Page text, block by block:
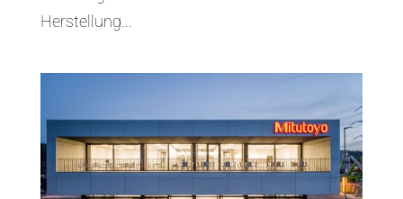
Herstellung...